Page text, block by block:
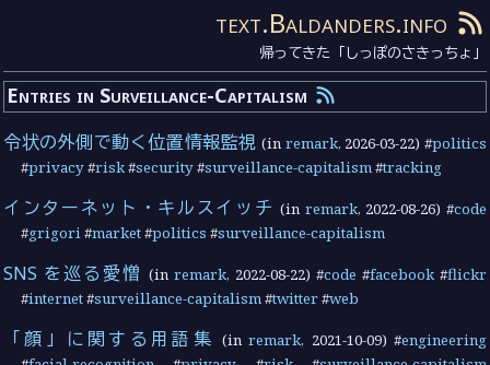
text.Baldanders.info
帰ってきた「しっぽのさきっちょ」
Entries in Surveillance-Capitalism
令状の外側で動く位置情報監視 (in remark, 2026-03-22) #politics
#privacy#risk#security#surveillance-capitalism#tracking
インターネット・キルスイッチ (in remark, 2022-08-26) #code
#grigori#market#politics #surveillance-capitalism
SNS を巡る愛憎 (in remark, 2022-08-22) #code #facebook#flickr
#internet#surveillance-capitalism#twitter#web
「顔」に関する用語集 (inremark, 2021-10-09) #engineering